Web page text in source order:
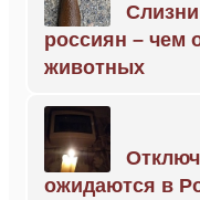
россиян – чем
животных
ожидаются в